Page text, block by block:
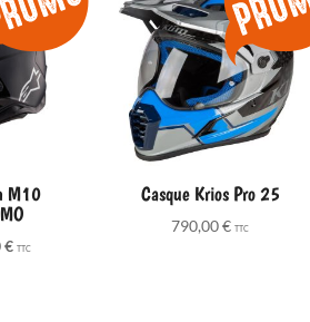
M10
€Le
TTC
Casque Krios Pro 25
790,00€ TTC